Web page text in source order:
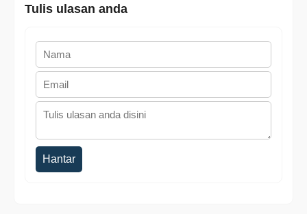
Tulis ulasan anda
Hantar